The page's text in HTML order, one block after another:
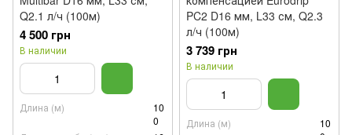
Q2.1 л/ч (100м)
4 500 грн
В наличии
Длина (м)
10
0
PC2 D16 мм, L33 см, Q2.3
л/ч (100м)
3 739 грн
В наличии
Длина (м)
10